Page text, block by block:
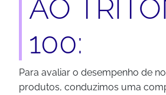
AO
100:
Para avaliar o desempenho de
produtos, conduzimos uma